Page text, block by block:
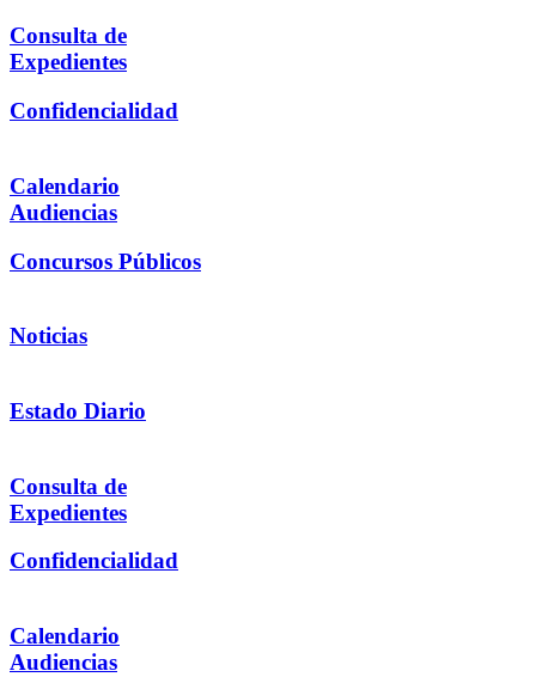
Consulta de
Expedientes
Confidencialidad
Calendario
Audiencias
Concursos Públicos
Noticias
Estado Diario
Consulta de
Expedientes
Confidencialidad
Calendario
Audiencias